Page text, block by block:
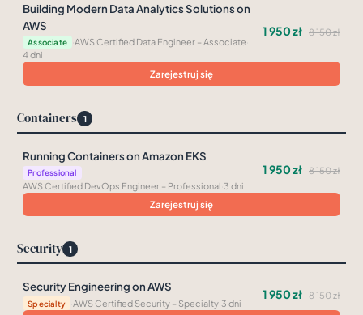
Building Modern Data Analytics Solutions on
AWS
Associate ·AWS Certified Data Engineer – Associate
4 dni
1 950 zł 8 150 zł
Zarejestruj się
Containers 1
Running Containers on Amazon EKS
Professional
AWS Certified DevOps Engineer – Professional 3 dni
1 950 zł 8 150 zł
Zarejestruj się
Security 1
Security Engineering on AWS
Specialty AWS Certified Security – Specialty 3 dni
1 950 zł 8 150 zł